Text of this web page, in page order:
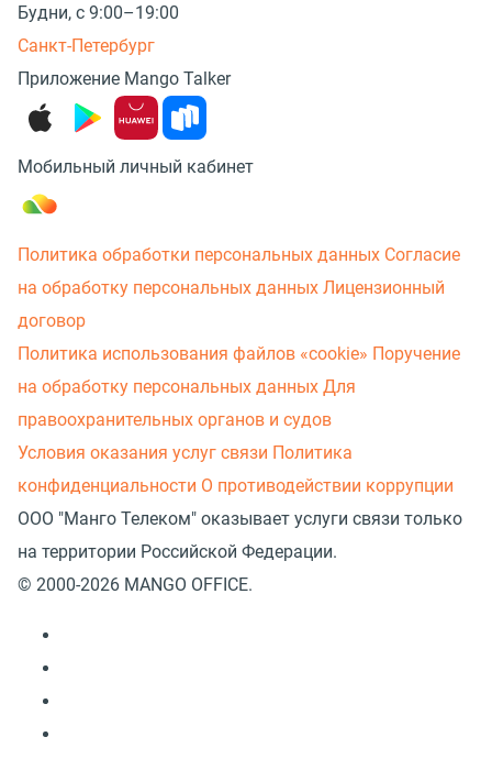
Будни, с 9:00–19:00
Санкт-Петербург
Приложение Mango Talker
Мобильный личный кабинет
Политика обработки персональных данных Согласие
на обработку персональных данных Лицензионный
договор
Политика использования файлов «cookie» Поручение
на обработку персональных данных Для
правоохранительных органов и судов
Условия оказания услуг связи Политика
конфиденциальности О противодействии коррупции
ООО "Манго Телеком" оказывает услуги связи только
на территории Российской Федерации.
© 2000-2026 MANGO OFFICE.